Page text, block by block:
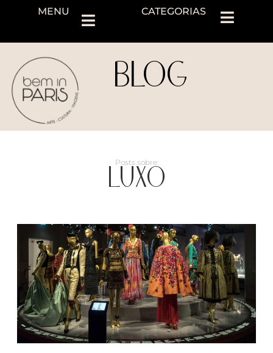
MENU CATEGORIAS
BLOG
Posts sobre:
LUXO